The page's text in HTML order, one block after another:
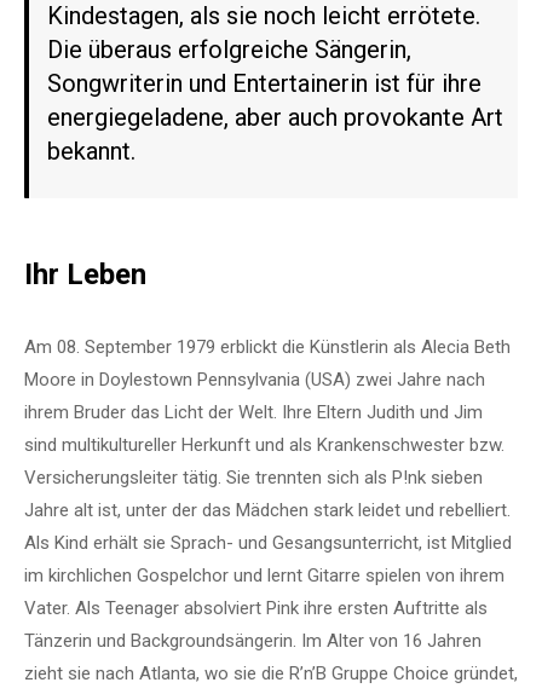
Kindestagen, als sie noch leicht errötete.
Die überaus erfolgreiche Sängerin,
Songwriterin und Entertainerin ist für ihre
energiegeladene, aber auch provokante Art
bekannt.
Ihr Leben
Am 08. September 1979 erblickt die Künstlerin als Alecia Beth
Moore in Doylestown Pennsylvania (USA) zwei Jahre nach
ihrem Bruder das Licht der Welt. Ihre Eltern Judith und Jim
sind multikultureller Herkunft und als Krankenschwester bzw.
Versicherungsleiter tätig. Sie trennten sich als P!nk sieben
Jahre alt ist, unter der das Mädchen stark leidet und rebelliert.
Als Kind erhält sie Sprach- und Gesangsunterricht, ist Mitglied
im kirchlichen Gospelchor und lernt Gitarre spielen von ihrem
Vater. Als Teenager absolviert Pink ihre ersten Auftritte als
Tänzerin und Backgroundsängerin. Im Alter von 16 Jahren
zieht sie nach Atlanta, wo sie die R’n’B Gruppe Choice gründet,